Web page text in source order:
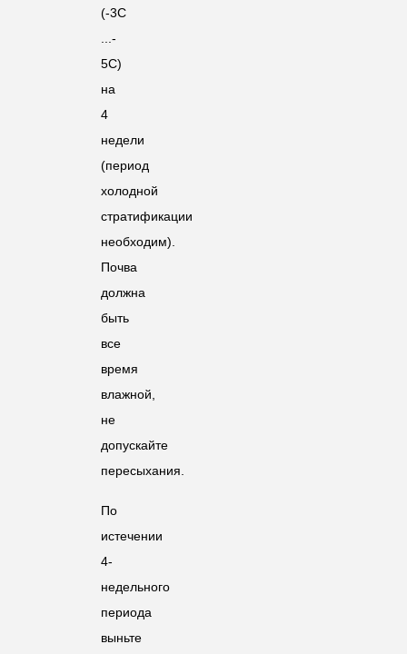
(-3С
...-
5С)
на
4
недели
(период
холодной
стратификации
необходим).
Почва
должна
быть
все
время
влажной,
не
допускайте
пересыхания.
По
истечении
4-
недельного
периода
выньте